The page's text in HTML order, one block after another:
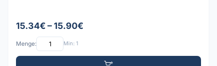
15.34€ – 15.90€
Menge: Min: 1